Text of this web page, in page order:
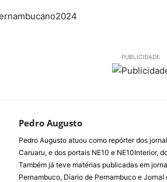
PUBLICIDADE
Pedro Augusto
Pedro Augusto atuou como repórter dos
Caruaru, e dos portais NE10 e NE10Interior,
Também já teve matérias publicadas em
Pernambuco, Diario de Pernambuco e Jornal